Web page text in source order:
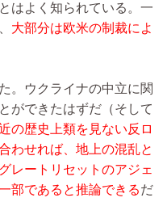
はよく知られている。一
大部分は欧米の制裁によ
。ウクライナの中立に関
ができたはずだ（そして
の歴史上類を見ない反ロ
わせれば、地上の混乱と
レートリセットのアジェ
部であると推論できるだ